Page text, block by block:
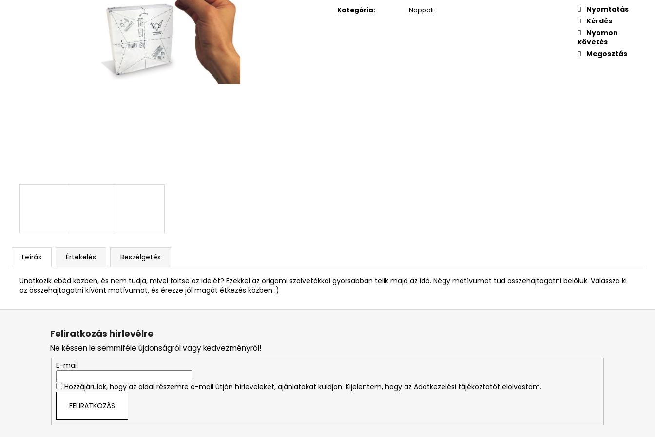
Kategória: Nappali
Nyomtatás
Kérdés
Nyomon
követés
Megosztás
Leírás Értékelés Beszélgetés
Unatkozik ebéd közben, és nem tudja, mivel töltse az idejét? Ezekkel az origami szalvétákkal gyorsabban telik majd az idő. Négy motívumot tud összehajtogatni belőlük. Válassza ki
az összehajtogatni kívánt motívumot, és érezze jól magát étkezés közben :)
1 990 Ft
10 564 Ft
Korábbi:14 500 Ft
L
Feliratkozás hírlevélre
Ne késsen le semmiféle újdonságról vagy kedvezményről!
E-mail
Hozzájárulok, hogy az oldal részemre e-mail útján hírleveleket, ajánlatokat küldjön. Kijelentem, hogy az Adatkezelési tájékoztatót elolvastam.
FELIRATKOZÁS